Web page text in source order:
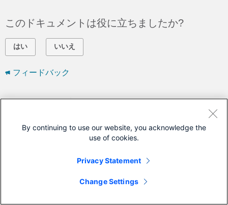
このドキュメントは役に立ちましたか?
はい いいえ
フィードバック
シスコに問い合わせ
が必要です。)
By continuing to use our website, you acknowledge the
use of cookies.
Privacy Statement
Change Settings